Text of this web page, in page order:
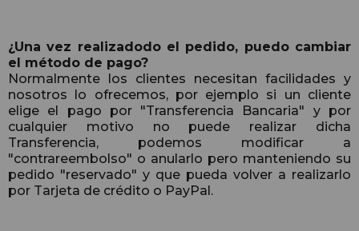
¿Una vez realizadodo el pedido, puedo cambiar
el método de pago?
Normalmente los clientes necesitan facilidades y
nosotros lo ofrecemos, por ejemplo si un cliente
elige el pago por "Transferencia Bancaria" y por
cualquier motivo no puede realizar dicha
Transferencia, podemos modificar a
"contrareembolso" o anularlo pero manteniendo su
pedido "reservado" y que pueda volver a realizarlo
por Tarjeta de crédito o PayPal.